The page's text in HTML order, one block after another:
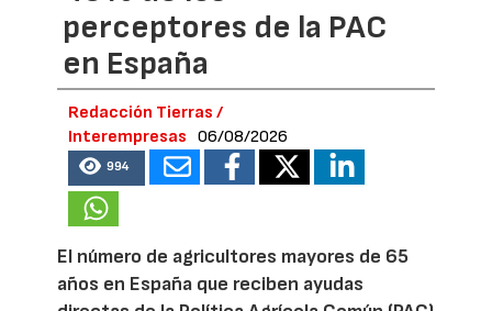
perceptores de la PAC
en España
Redacción Tierras /
Interempresas
06/08/2026
994
El número de agricultores mayores de 65
años en España que reciben ayudas